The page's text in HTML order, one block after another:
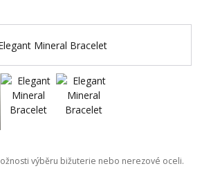
výběru bižuterie nebo nerezové oceli.